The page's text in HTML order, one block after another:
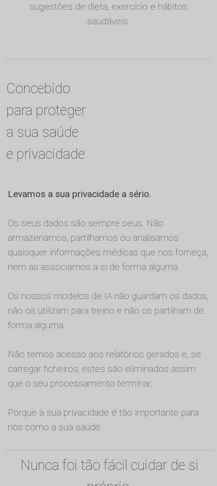
sugestões de dieta, exercício e hábitos
saudáveis.
Concebido
para proteger
a sua saúde
e privacidade
Levamos a sua privacidade a sério.
Os seus dados são sempre seus. Não
armazenamos, partilhamos ou analisamos
quaisquer informações médicas que nos forneça,
nem as associamos a si de forma alguma.
Os nossos modelos de IA não guardam os dados,
não os utilizam para treino e não os partilham de
forma alguma.
Não temos acesso aos relatórios gerados e, se
carregar ficheiros, estes são eliminados assim
que o seu processamento terminar.
Porque a sua privacidade é tão importante para
nós como a sua saúde.
Nunca foi tão fácil cuidar de si